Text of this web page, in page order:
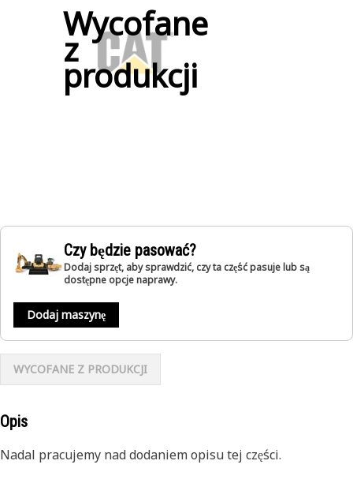
Wycofane
z
produkcji
Czy będzie pasować?
Dodaj sprzęt, aby sprawdzić, czy ta część pasuje lub są
dostępne opcje naprawy.
Dodaj maszynę
WYCOFANE Z PRODUKCJI
Opis
Nadal pracujemy nad dodaniem opisu tej części.